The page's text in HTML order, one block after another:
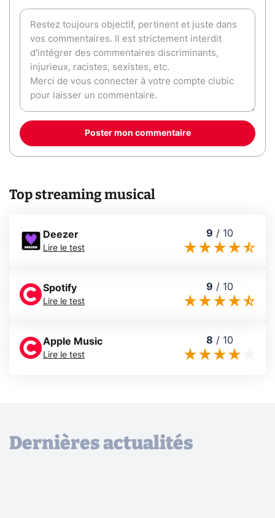
Poster mon commentaire
Top streaming musical
Deezer
Lire le test
9 / 10
Spotify
Lire le test
9 / 10
Apple Music
Lire le test
8 / 10
Dernières actualités